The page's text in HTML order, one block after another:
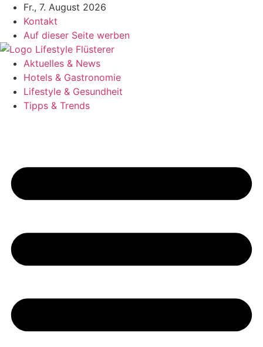
Zum
Inhalt
springen
Fr., 7. August 2026
Kontakt
Auf dieser Seite werben
Aktuelles & News
Hotels & Gastronomie
Lifestyle & Gesundheit
Tipps & Trends